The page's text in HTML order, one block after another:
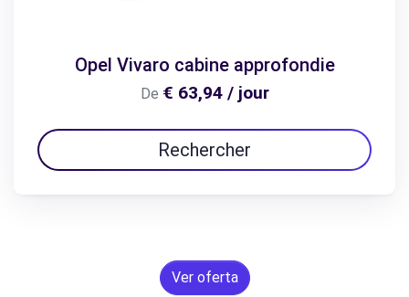
Opel Vivaro cabine approfondie
De € 63,94 / jour
Rechercher
Ver oferta